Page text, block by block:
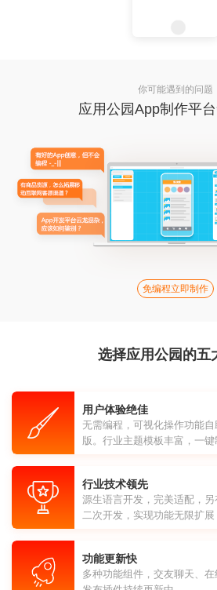
你可能遇到的问题
应用公园App制作平
免编程立即制作
选择应用公园的五
用户体验绝佳
无需编程，可视化操作功能
版。行业主题模板丰富，一键
行业技术领先
源生语言开发，完美适配，
二次开发，实现功能无限扩展
功能更新快
多种功能组件，交友聊天、